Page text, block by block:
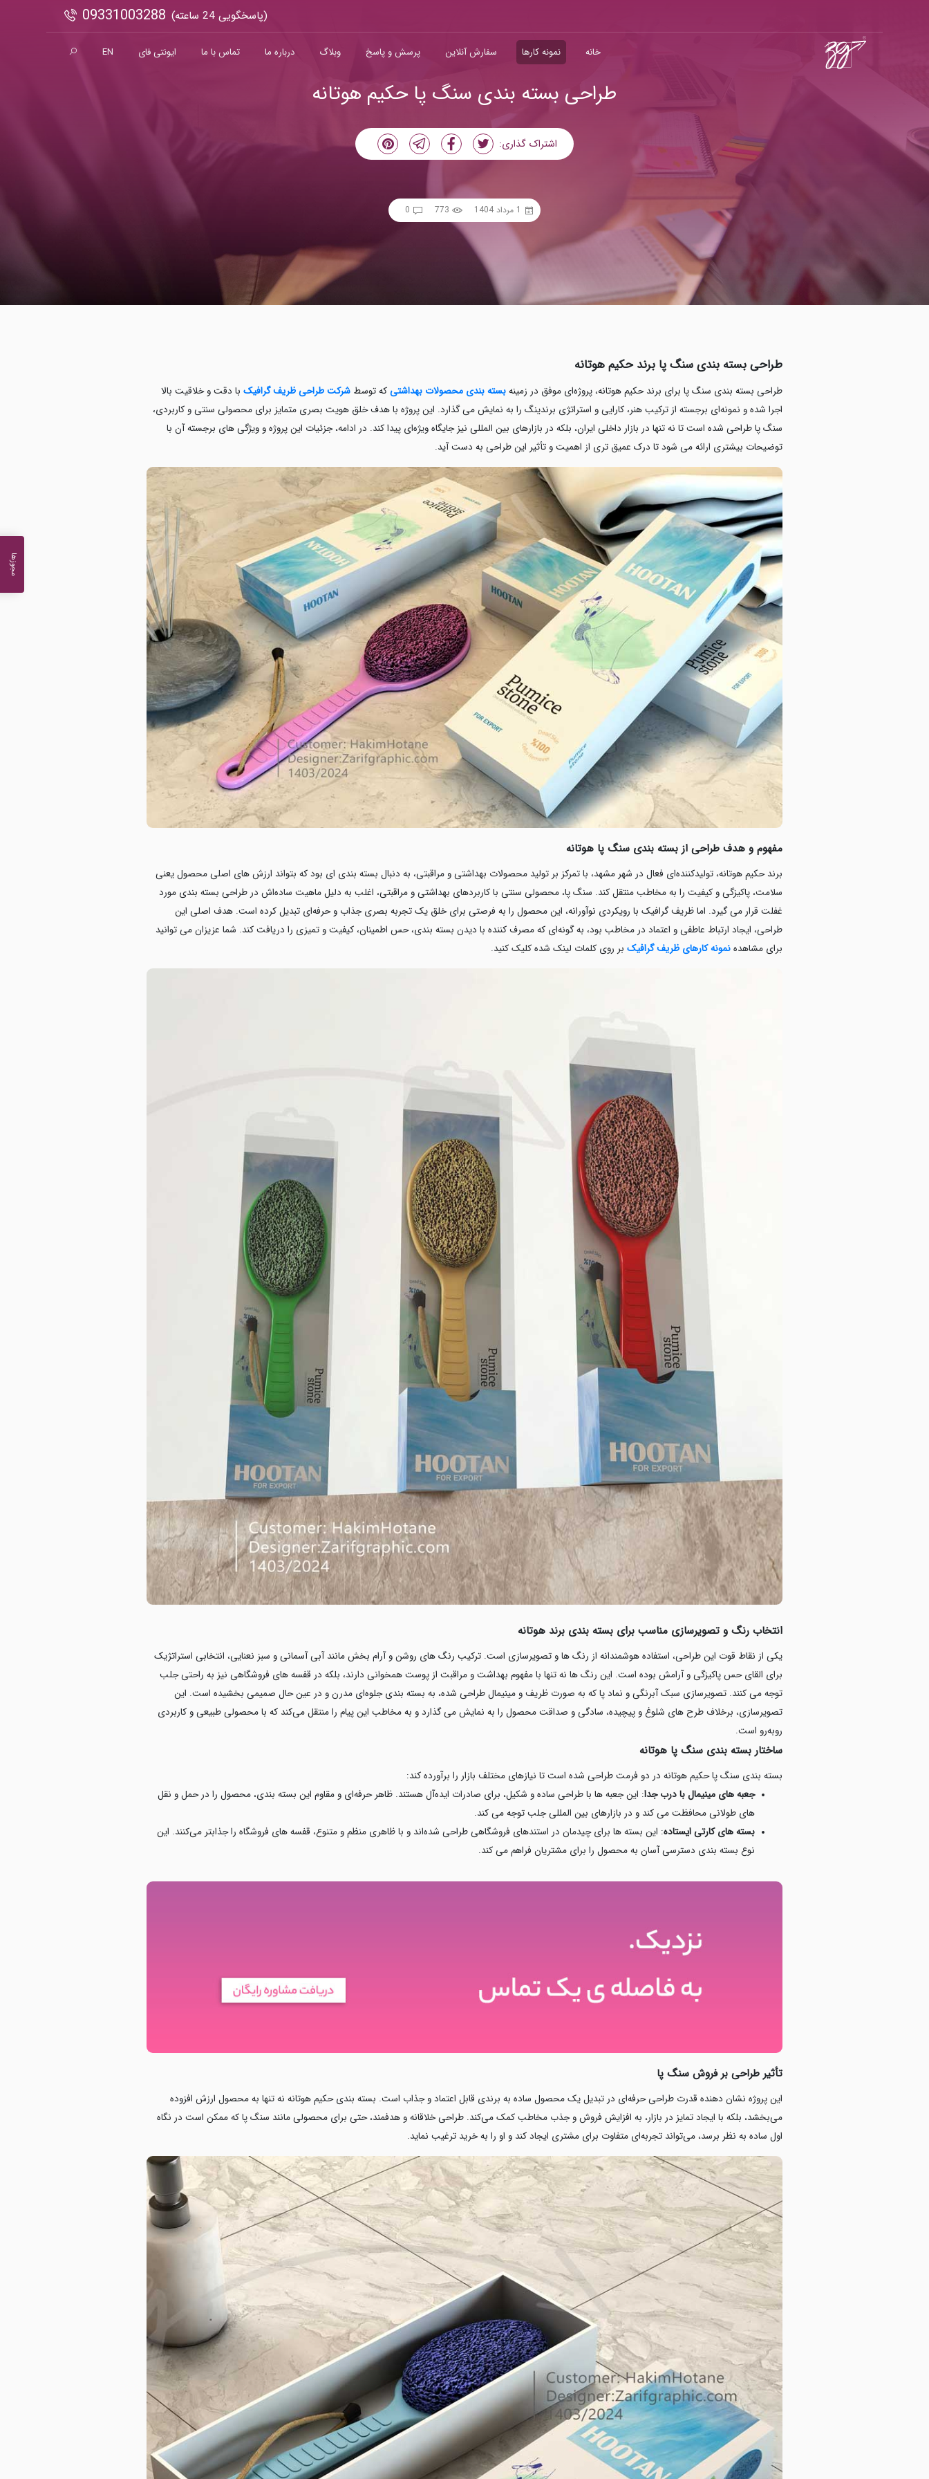
مجوزها
(پاسخگویی 24 ساعته) 09331003288
خانه نمونه کارها سفارش آنلاین پرسش و پاسخ وبلاگ درباره ما تماس با ما ایونتی فای EN
طراحی بسته بندی سنگ پا حکیم هوتانه
اشتراک گذاری:
1 مرداد 1404 773
0
طراحی بسته بندی سنگ پا برند حکیم هوتانه
طراحی بسته بندی سنگ پا برای برند حکیم هوتانه، پروژه‌ای موفق در زمینهبسته بندی محصولات بهداشتیکه توسط شرکت طراحی ظریف گرافیک با دقت و خلاقیت بالا
اجرا شده و نمونه‌ای برجسته از ترکیب هنر، کارایی و استراتژی برندینگ را به نمایش می گذارد. این پروژه با هدف خلق هویت بصری متمایز برای محصولی سنتی و کاربردی،
سنگ پا طراحی شده است تا نه تنها در بازار داخلی ایران، بلکه در بازارهای بین المللی نیز جایگاه ویژه‌ای پیدا کند. در ادامه، جزئیات این پروژه و ویژگی های برجسته آن با
توضیحات بیشتری ارائه می شود تا درک عمیق تری از اهمیت و تأثیر این طراحی به دست آید.
مفهوم و هدف طراحی از بسته بندی سنگ پا هوتانه
برند حکیم هوتانه، تولیدکننده‌ای فعال در شهر مشهد، با تمرکز بر تولید محصولات بهداشتی و مراقبتی، به دنبال بسته بندی ای بود که بتواند ارزش های اصلی محصول یعنی
سلامت، پاکیزگی و کیفیت را به مخاطب منتقل کند. سنگ پا، محصولی سنتی با کاربردهای بهداشتی و مراقبتی، اغلب به دلیل ماهیت ساده‌اش در طراحی بسته بندی مورد
غفلت قرار می گیرد. اما ظریف گرافیک با رویکردی نوآورانه، این محصول را به فرصتی برای خلق یک تجربه بصری جذاب و حرفه‌ای تبدیل کرده است. هدف اصلی این
طراحی، ایجاد ارتباط عاطفی و اعتماد در مخاطب بود، به گونه‌ای که مصرف کننده با دیدن بسته بندی، حس اطمینان، کیفیت و تمیزی را دریافت کند. شما عزیزان می توانید
برای مشاهدهنمونه کارهای ظریف گرافیک بر روی کلمات لینک شده کلیک کنید.
انتخاب رنگ و تصویرسازی مناسب برای بسته بندی برند هوتانه
یکی از نقاط قوت این طراحی، استفاده هوشمندانه از رنگ ها و تصویرسازی است. ترکیب رنگ های روشن و آرام بخش مانند آبی آسمانی و سبز نعنایی، انتخابی استراتژیک
برای القای حس پاکیزگی و آرامش بوده است. این رنگ ها نه تنها با مفهوم بهداشت و مراقبت از پوست همخوانی دارند، بلکه در قفسه های فروشگاهی نیز به راحتی جلب
توجه می کنند. تصویرسازی سبک آبرنگی و نماد پا که به صورت ظریف و مینیمال طراحی شده، به بسته بندی جلوه‌ای مدرن و در عین حال صمیمی بخشیده است. این
تصویرسازی، برخلاف طرح های شلوغ و پیچیده، سادگی و صداقت محصول را به نمایش می گذارد و به مخاطب این پیام را منتقل می‌کند که با محصولی طبیعی و کاربردی
روبه‌رو است.
ساختار بسته بندی سنگ پا هوتانه
بسته بندی سنگ پا حکیم هوتانه در دو فرمت طراحی شده است تا نیازهای مختلف بازار را برآورده کند:
جعبه های مینیمال با درب جدا: این جعبه ها با طراحی ساده و شکیل، برای صادرات ایده‌آل هستند. ظاهر حرفه‌ای و مقاوم این بسته بندی، محصول را در حمل و نقل
های طولانی محافظت می‌ کند و در بازارهای بین‌ المللی جلب توجه می‌ کند.
بسته های کارتی ایستاده: این بسته ها برای چیدمان در استندهای فروشگاهی طراحی شده‌اند و با ظاهری منظم و متنوع، قفسه های فروشگاه را جذابتر می‌کنند. این
نوع بسته بندی دسترسی آسان به محصول را برای مشتریان فراهم می کند.
تأثیر طراحی بر فروش سنگ پا
این پروژه نشان دهنده قدرت طراحی حرفه‌ای در تبدیل یک محصول ساده به برندی قابل اعتماد و جذاب است. بسته بندی حکیم هوتانه نه‌ تنها به محصول ارزش افزوده
می‌بخشد، بلکه با ایجاد تمایز در بازار، به افزایش فروش و جذب مخاطب کمک می‌کند. طراحی خلاقانه و هدفمند، حتی برای محصولی مانند سنگ‌ پا که ممکن است در نگاه
اول ساده به نظر برسد، می‌تواند تجربه‌ای متفاوت برای مشتری ایجاد کند و او را به خرید ترغیب نماید.